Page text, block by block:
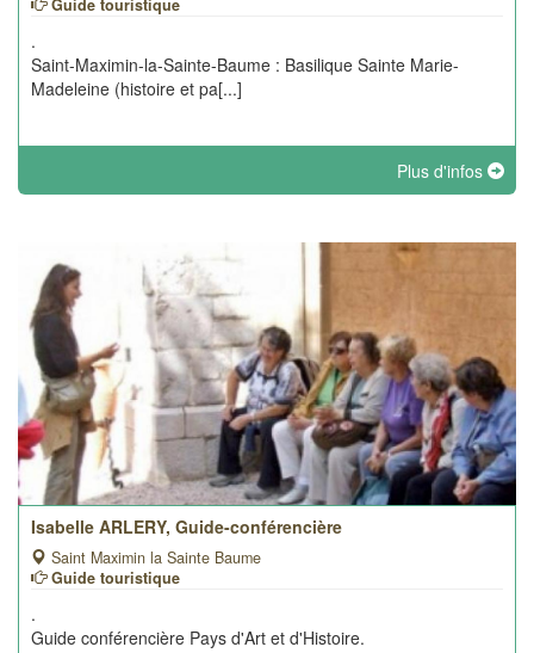
Guide touristique
.
Saint-Maximin-la-Sainte-Baume : Basilique Sainte Marie-
Madeleine (histoire et pa[...]
Plus d'infos
Isabelle ARLERY, Guide-conférencière
Saint Maximin la Sainte Baume
Guide touristique
.
Guide conférencière Pays d'Art et d'Histoire.